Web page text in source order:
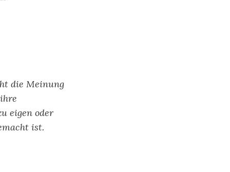
die Meinung
eigen oder
ist.